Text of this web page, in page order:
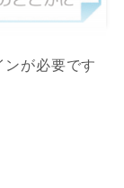
が必要です